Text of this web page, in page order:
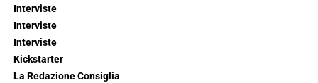
Interviste
Interviste
Interviste
Kickstarter
La Redazione Consiglia